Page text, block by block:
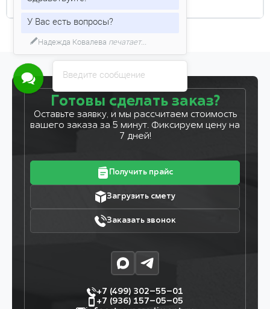
Плотность кг/м3
Готовы сделать заказ?
Оставьте заявку, и мы рассчитаем стоимость
вашего заказа за 5 минут. Фиксируем цену на
7 дней!
Получить прайс
Загрузить смету
Заказать звонок
+7 (499) 302–55–01
+7 (936) 157–05–05
Введите сообщение